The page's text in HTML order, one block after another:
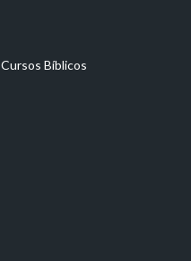
Cursos Bíblicos